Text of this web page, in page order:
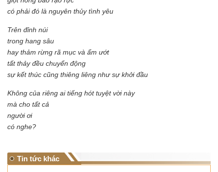
có phải đó là nguyên thủy tình yêu
Trên đỉnh núi
trong hang sâu
hay thảm rừng rã mục và ẩm ướt
tất thảy đều chuyển động
sự kết thúc cũng thiêng liêng như sự khởi đầu
Không của riêng ai tiếng hót tuyệt vời này
mà cho tất cả
người ơi
có nghe?
Tin tức khác